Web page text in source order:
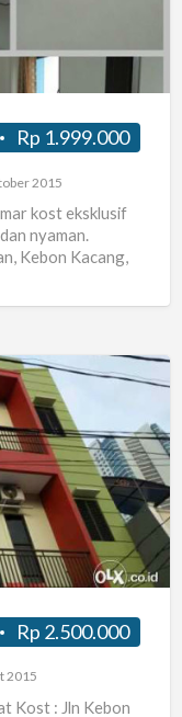
Rp 1.999.000
2015
kost eksklusif
nyaman.
Kebon Kacang,
Rp 2.500.000
2015
Kost : Jln Kebon